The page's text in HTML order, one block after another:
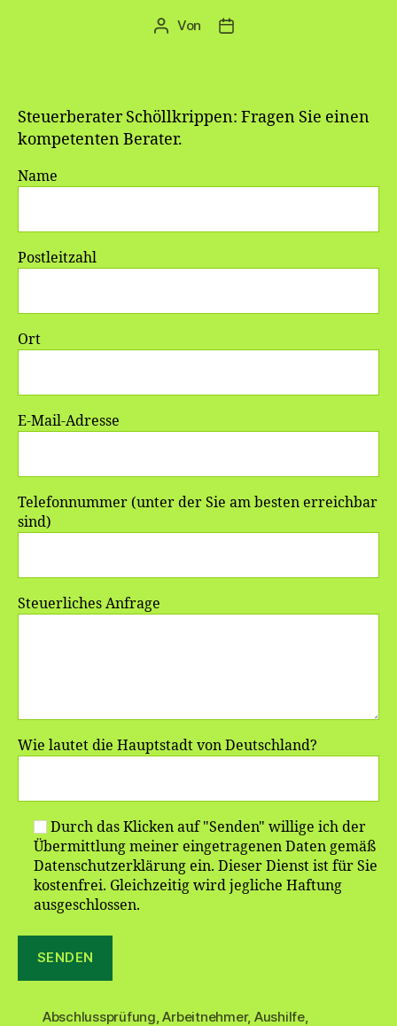
Beitragsautor
Von Veröffentlichungsdatum
Steuerberater Schöllkrippen: Fragen Sie einen
kompetenten Berater.
Name
Postleitzahl
Ort
E-Mail-Adresse
Telefonnummer (unter der Sie am besten erreichbar
sind)
Steuerliches Anfrage
Wie lautet die Hauptstadt von Deutschland?
Durch das Klicken auf "Senden" willige ich der
Übermittlung meiner eingetragenen Daten gemäß
Datenschutzerklärung ein. Dieser Dienst ist für Sie
kostenfrei. Gleichzeitig wird jegliche Haftung
ausgeschlossen.
Abschlussprüfung ,Arbeitnehmer, Aushilfe,